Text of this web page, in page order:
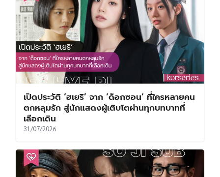
เปิดประวัติ ‘ฮเยริ’ จาก ‘ด็อกซอน’ ที่ใครหลายคน
ตกหลุมรัก สู่นักแสดงผู้เติบโตผ่านทุกบทบาทที่
เลือกเดิน
31/07/2026